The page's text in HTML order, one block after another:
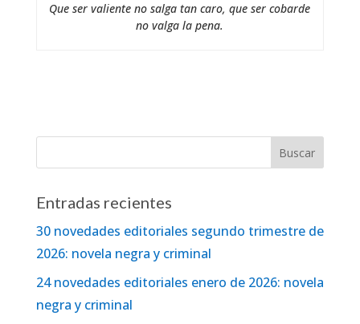
Que ser valiente no salga tan caro, que ser cobarde
no valga la pena.
Entradas recientes
30 novedades editoriales segundo trimestre de
2026: novela negra y criminal
24 novedades editoriales enero de 2026: novela
negra y criminal